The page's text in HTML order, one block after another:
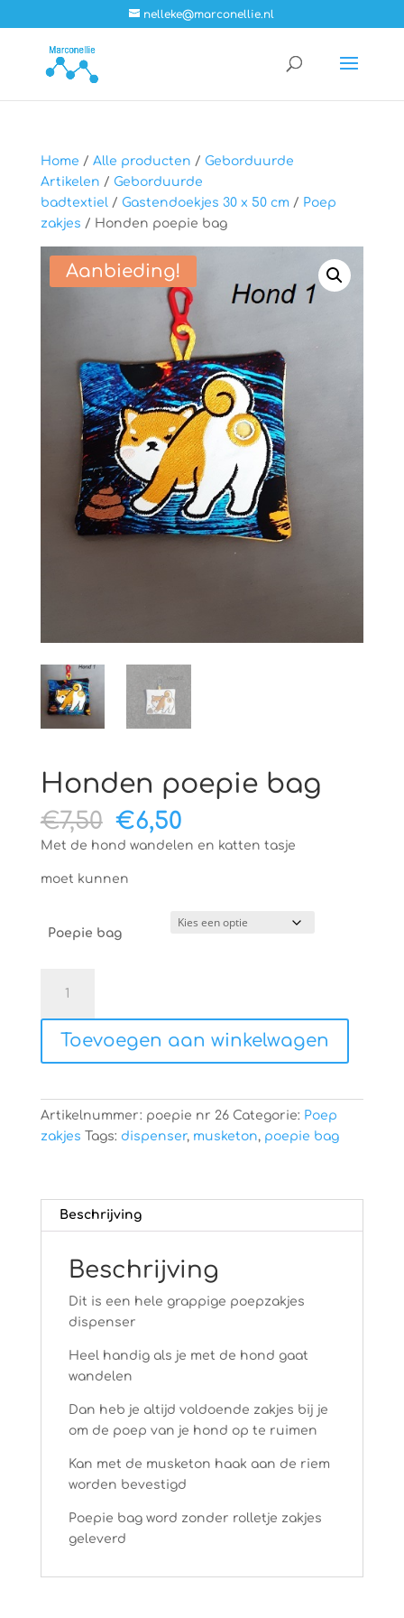
nelleke@marconellie.nl
Home / Alle producten / Geborduurde
Artikelen / Geborduurde
badtextiel/ Gastendoekjes 30 x 50 cm / Poep
zakjes / Honden poepie bag
Aanbieding!
Honden poepie bag
€7,50 Oorspronkelijke
prijs
€7,50.
€6,50Huidige
prijs
Met de hond wandelen en katten tasje
moet kunnen
Poepie bag
poepie
bag
aantal
Toevoegen aan winkelwagen
Artikelnummer: poepie nr 26 Categorie: Poep
zakjes Tags: dispenser, musketon, poepie bag
Beschrijving
Beschrijving
Dit is een hele grappige poepzakjes
dispenser
Heel handig als je met de hond gaat
wandelen
Dan heb je altijd voldoende zakjes bij je
om de poep van je hond op te ruimen
Kan met de musketon haak aan de riem
worden bevestigd
Poepie bag word zonder rolletje zakjes
geleverd